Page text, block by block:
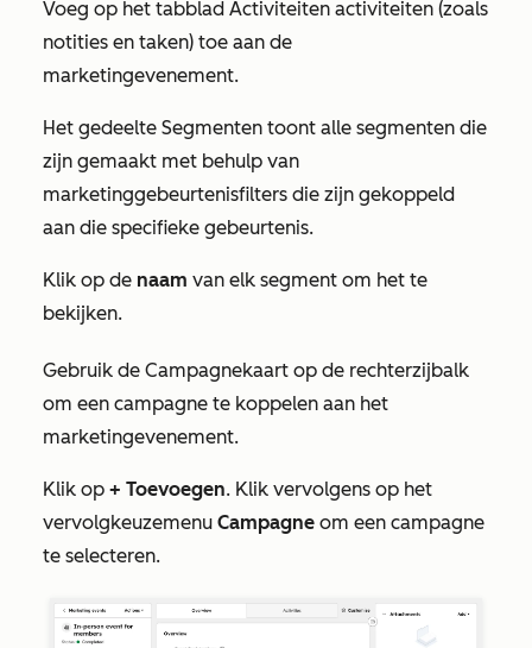
Voeg op het tabblad Activiteiten activiteiten (zoals
notities en taken) toe aan de
marketingevenement.
Het gedeelte Segmenten toont alle segmenten die
zijn gemaakt met behulp van
marketinggebeurtenisfilters die zijn gekoppeld
aan die specifieke gebeurtenis.
Klik op de naam van elk segment om het te
bekijken.
Gebruik de Campagnekaart op de rechterzijbalk
om een campagne te koppelen aan het
marketingevenement.
Klik op + Toevoegen. Klik vervolgens op het
vervolgkeuzemenu Campagne om een campagne
te selecteren.